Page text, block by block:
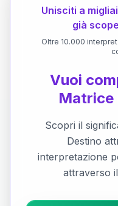
Unisciti a
già
Oltre 10.000
Vuoi
Matrice
Scopri il
Destino
interpretazione
attraverso